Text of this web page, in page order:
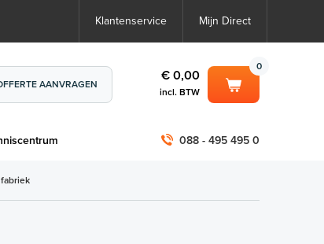
Klantenservice Mijn Direct
AANVRAGEN
0
€ 0,00
incl. BTW
088 - 495 495 0